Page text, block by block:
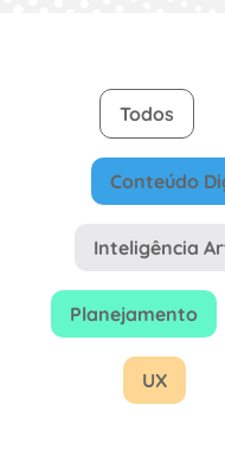
Todos
Conteúdo
Inteligência
Planejamento
UX